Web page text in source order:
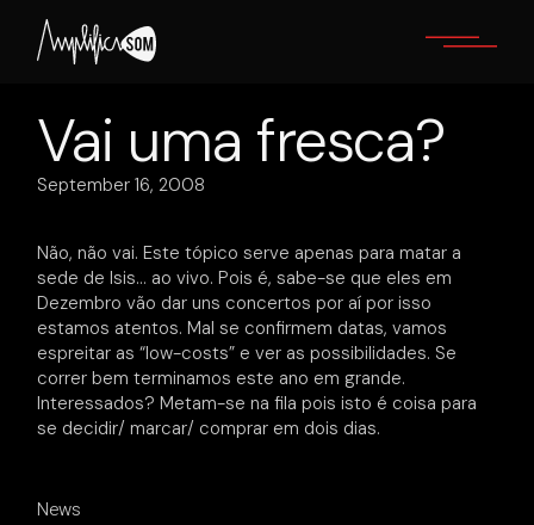
content
Vai uma fresca?
September 16, 2008
Não, não vai. Este tópico serve apenas para matar a
sede de Isis… ao vivo. Pois é, sabe-se que eles em
Dezembro vão dar uns concertos por aí por isso
estamos atentos. Mal se confirmem datas, vamos
espreitar as “low-costs” e ver as possibilidades. Se
correr bem terminamos este ano em grande.
Interessados? Metam-se na fila pois isto é coisa para
se decidir/ marcar/ comprar em dois dias.
News